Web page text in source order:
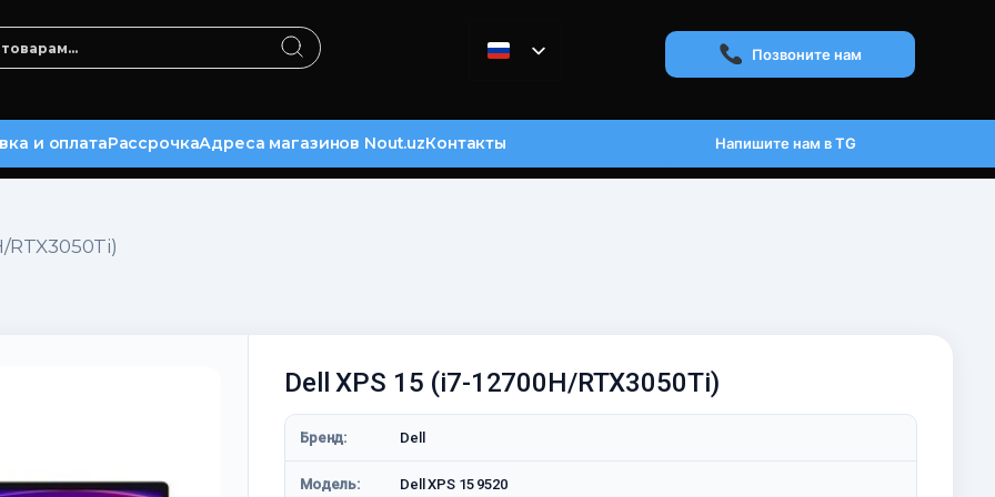
Позвоните нам
и оплатаРассрочкаАдреса магазинов Nout.uzКонтакты Напишите нам в TG
RTX3050Ti)
Dell XPS 15 (i7-12700H/RTX3050Ti)
Бренд: Dell
Модель: Dell XPS 15 9520